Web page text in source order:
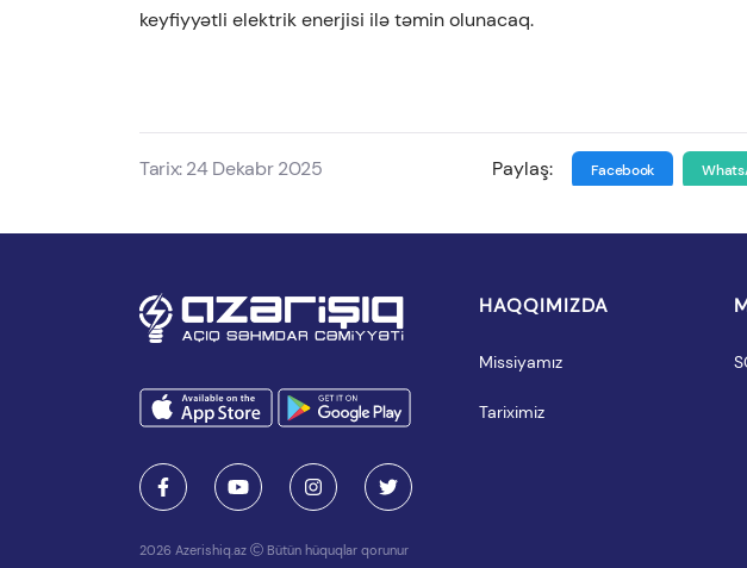
keyfiyyətli elektrik enerjisi ilə təmin olunacaq.
Tarix: 24 Dekabr 2025 Paylaş: Facebook
2026 Azerishiq.az Bütün hüquqlar qorunur
HAQQIMIZDA
Missiyamız
Tariximiz